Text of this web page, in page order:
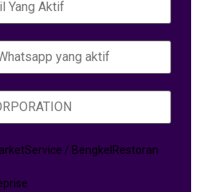
Service / Bengkel Restoran